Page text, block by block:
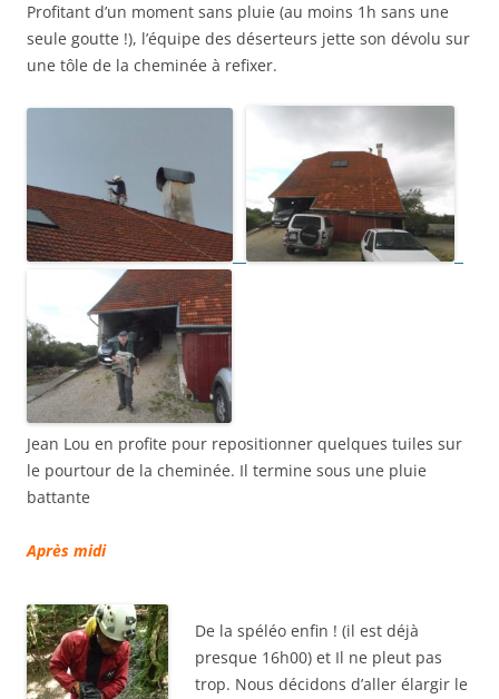
Profitant d’un moment sans pluie (au moins 1h sans une
seule goutte !), l’équipe des déserteurs jette son dévolu sur
une tôle de la cheminée à refixer.
Jean Lou en profite pour repositionner quelques tuiles sur
le pourtour de la cheminée. Il termine sous une pluie
battante
Après midi
De la spéléo enfin ! (il est déjà
presque 16h00) et Il ne pleut pas
trop. Nous décidons d’aller élargir le